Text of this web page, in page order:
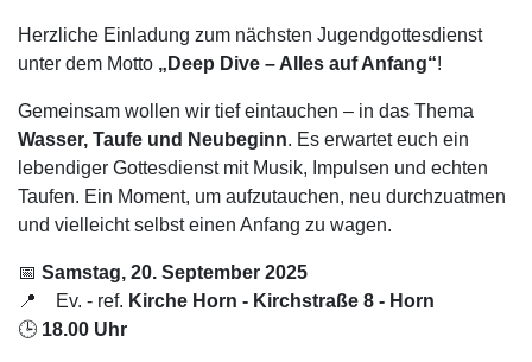
Herzliche Einladung zum nächsten Jugendgottesdienst
unter dem Motto „Deep Dive – Alles auf Anfang“!
Gemeinsam wollen wir tief eintauchen – in das Thema
Wasser, Taufe und Neubeginn. Es erwartet euch ein
lebendiger Gottesdienst mit Musik, Impulsen und echten
Taufen. Ein Moment, um aufzutauchen, neu durchzuatmen
und vielleicht selbst einen Anfang zu wagen.
📅 Samstag, 20. September 2025
📍
Ev. - ref. Kirche Horn - Kirchstraße 8 - Horn
🕒 18.00 Uhr